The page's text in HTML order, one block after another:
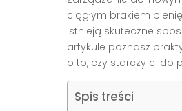
ciągłym brakiem
istnieją skuteczne
artykule poznasz
o to, czy starczy ci do
Spis treści